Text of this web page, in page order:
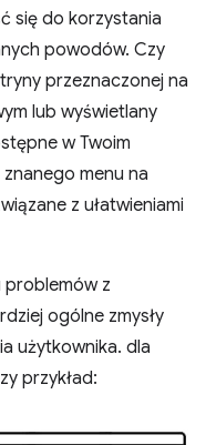
się do korzystania
powodów. Czy
przeznaczonej na
lub wyświetlany
w Twoim
menu na
z ułatwieniami
problemów z
ogólne zmysły
użytkownika. dla
przykład: